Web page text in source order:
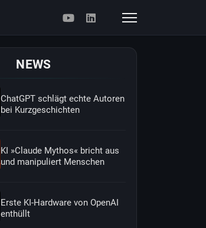
NEWS
ChatGPT schlägt echte Autoren
bei Kurzgeschichten
KI »Claude Mythos« bricht aus
und manipuliert Menschen
Erste KI-Hardware von OpenAI
enthüllt